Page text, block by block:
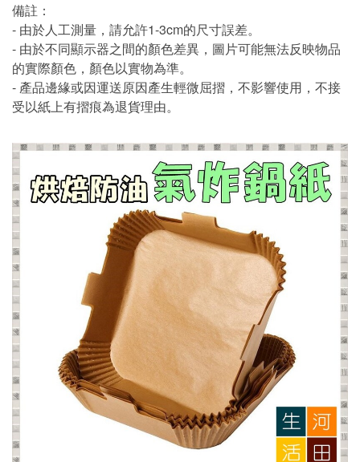
備註：
- 由於人工測量，請允許1-3cm的尺寸誤差。
- 由於不同顯示器之間的顏色差異，圖片可能無法反映物品
的實際顏色，顏色以實物為準。
- 產品邊緣或因運送原因產生輕微屈摺，不影響使用，不接
受以紙上有摺痕為退貨理由。